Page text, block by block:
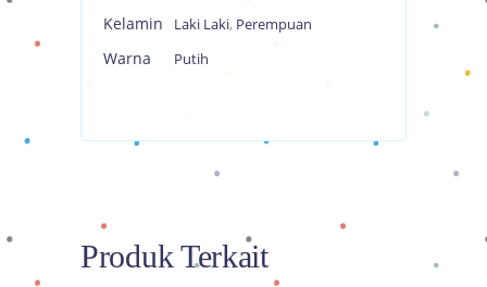
Kelamin Laki Laki, Perempuan
Warna Putih
Produk Terkait